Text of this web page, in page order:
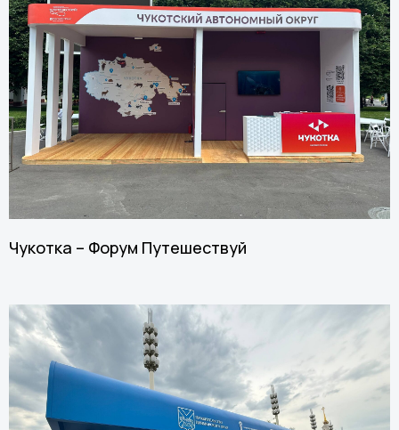
Чукотка – Форум Путешествуй